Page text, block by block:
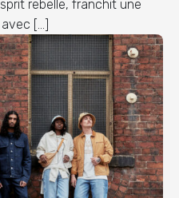
rebelle, franchit une
[…]